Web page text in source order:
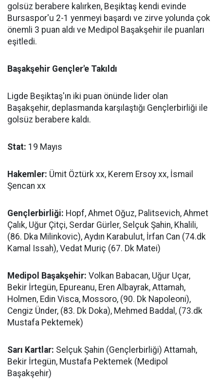
golsüz berabere kalırken, Beşiktaş kendi evinde
Bursaspor'u 2-1 yenmeyi başardı ve zirve yolunda çok
önemli 3 puan aldı ve Medipol Başakşehir ile puanları
eşitledi.
Başakşehir Gençler'e Takıldı
Ligde Beşiktaş'ın iki puan önünde lider olan
Başakşehir, deplasmanda karşılaştığı Gençlerbirliği ile
golsüz berabere kaldı.
Stat: 19 Mayıs
Hakemler: Ümit Öztürk xx, Kerem Ersoy xx, İsmail
Şencan xx
Gençlerbirliği: Hopf, Ahmet Oğuz, Palitsevich, Ahmet
Çalık, Uğur Çitçi, Serdar Gürler, Selçuk Şahin, Khalili,
(86. Dka Milinkovic), Aydın Karabulut, İrfan Can (74.dk
Kamal Issah), Vedat Muriç (67. Dk Matei)
Medipol Başakşehir: Volkan Babacan, Uğur Uçar,
Bekir İrtegün, Epureanu, Eren Albayrak, Attamah,
Holmen, Edin Visca, Mossoro, (90. Dk Napoleoni),
Cengiz Ünder, (83. Dk Doka), Mehmed Baddal, (73.dk
Mustafa Pektemek)
Sarı Kartlar: Selçuk Şahin (Gençlerbirliği) Attamah,
Bekir İrtegün, Mustafa Pektemek (Medipol
Başakşehir)